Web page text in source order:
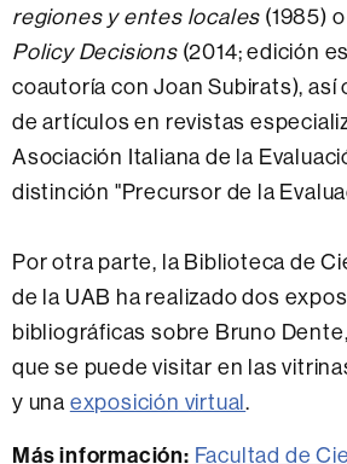
regiones y entes locales (1985) o
Policy Decisions(2014; edición
coautoría con Joan Subirats), así
de artículos en revistas
Asociación Italiana de la
distinción "Precursor de la
Por otra parte, la Biblioteca de
de la UAB ha realizado dos
bibliográficas sobre Bruno
que se puede visitar en las
y una exposición virtual.
Más información: Facultad de